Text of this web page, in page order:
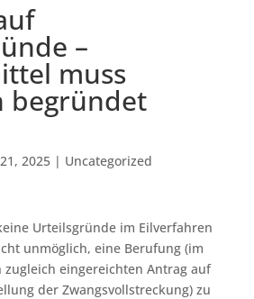
–
muss
begründet
2025| Uncategorized
Urteilsgründe im Eilverfahren
unmöglich, eine Berufung (im
eingereichten Antrag auf
der Zwangsvollstreckung) zu